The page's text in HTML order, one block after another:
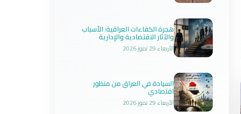
هجرة الكفاءات العراقية: الأسباب
والآثار الاقتصادية والإدارية
الأربعاء 29 تموز 2026
السيادة في العراق من منظور
اقتصادي
الأربعاء 29 تموز 2026